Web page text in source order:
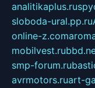
analitikaplus.ru
sloboda-ural.pp.ru
online-z.com
mobilvest.ru
smp-forum.ru
avrmotors.ruart-